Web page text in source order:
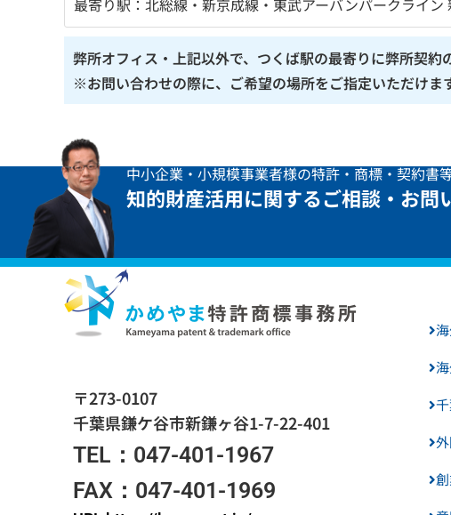
最寄り駅：北総線・新京成線・東武アーバンパークライン
弊所オフィス・上記以外で、つくば駅の最寄りに弊所契約
※お問い合わせの際に、ご希望の場所をご指定いただけま
中小企業・小規模事業者様の特許・商標・契約書
知的財産活用に関するご相談・お問
〒273-0107
千葉県鎌ケ谷市新鎌ヶ谷1-7-22-401
TEL：047-401-1967
FAX：047-401-1969